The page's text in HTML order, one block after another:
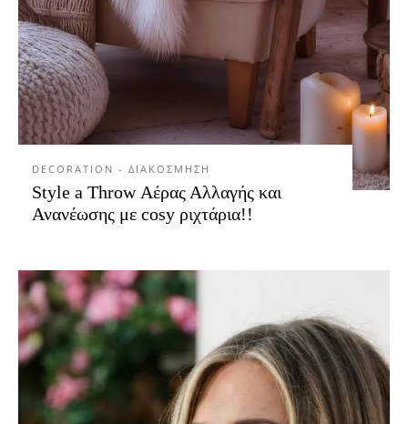
DECORATION - ΔΙΑΚΟΣΜΗΣΗ
Style a Throw Αέρας Αλλαγής και
Ανανέωσης με cosy ριχτάρια!!